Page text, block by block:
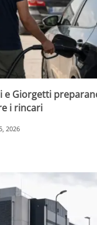
e Giorgetti
i rincari
2026